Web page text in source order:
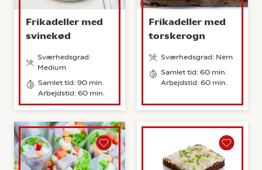
Frikadeller med
svinekød
Sværhedsgrad:
Medium
Samlet tid: 90 min.
Arbejdstid: 60 min.
Frikadeller med
torskerogn
Sværhedsgrad: Nem
Samlet tid: 60 min.
Arbejdstid: 60 min.